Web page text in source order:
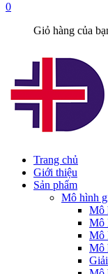
0
Giỏ hàng của
Trang chủ
Giới thiệu
Sản phẩm
Mô hình
Mô
Mô
Mô
Mô